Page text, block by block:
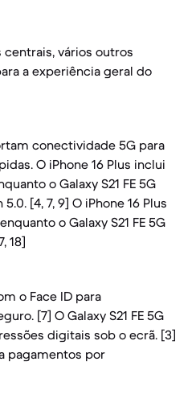
vários outros
a experiência geral do
conectividade 5G para
O iPhone 16 Plus inclui
o Galaxy S21 FE 5G
[4, 7, 9] O iPhone 16 Plus
o Galaxy S21 FE 5G
18]
o Face ID para
[7] O Galaxy S21 FE 5G
digitais sob o ecrã. [3]
pagamentos por